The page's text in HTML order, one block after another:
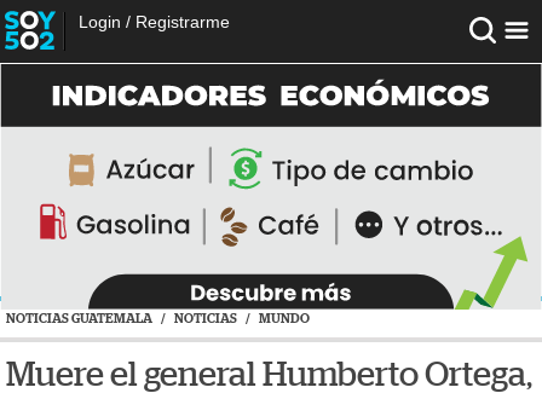
Login / Registrarme
NOTICIAS GUATEMALA / NOTICIAS / MUNDO
Muere el general Humberto Ortega,